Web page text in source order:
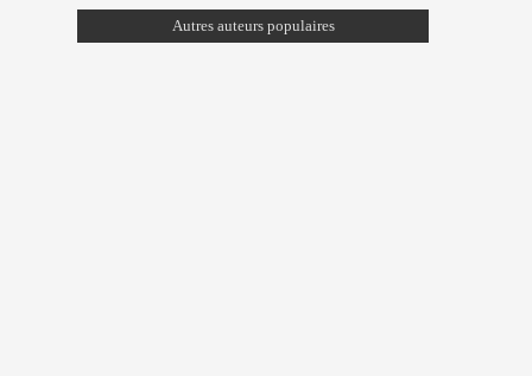
Autres auteurs populaires